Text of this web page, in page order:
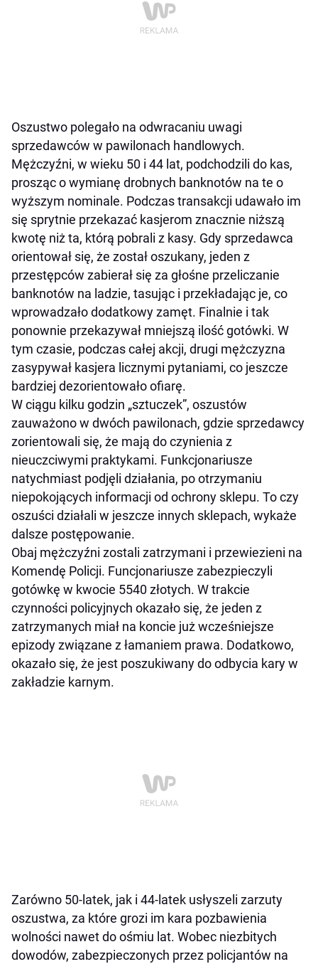
Oszustwo polegało na odwracaniu uwagi
sprzedawców w pawilonach handlowych.
Mężczyźni, w wieku 50 i 44 lat, podchodzili do kas,
prosząc o wymianę drobnych banknotów na te o
wyższym nominale. Podczas transakcji udawało im
się sprytnie przekazać kasjerom znacznie niższą
kwotę niż ta, którą pobrali z kasy. Gdy sprzedawca
orientował się, że został oszukany, jeden z
przestępców zabierał się za głośne przeliczanie
banknotów na ladzie, tasując i przekładając je, co
wprowadzało dodatkowy zamęt. Finalnie i tak
ponownie przekazywał mniejszą ilość gotówki. W
tym czasie, podczas całej akcji, drugi mężczyzna
zasypywał kasjera licznymi pytaniami, co jeszcze
bardziej dezorientowało ofiarę.
W ciągu kilku godzin „sztuczek”, oszustów
zauważono w dwóch pawilonach, gdzie sprzedawcy
zorientowali się, że mają do czynienia z
nieuczciwymi praktykami. Funkcjonariusze
natychmiast podjęli działania, po otrzymaniu
niepokojących informacji od ochrony sklepu. To czy
oszuści działali w jeszcze innych sklepach, wykaże
dalsze postępowanie.
Obaj mężczyźni zostali zatrzymani i przewiezieni na
Komendę Policji. Funcjonariusze zabezpieczyli
gotówkę w kwocie 5540 złotych. W trakcie
czynności policyjnych okazało się, że jeden z
zatrzymanych miał na koncie już wcześniejsze
epizody związane z łamaniem prawa. Dodatkowo,
okazało się, że jest poszukiwany do odbycia kary w
zakładzie karnym.
Zarówno 50-latek, jak i 44-latek usłyszeli zarzuty
oszustwa, za które grozi im kara pozbawienia
wolności nawet do ośmiu lat. Wobec niezbitych
dowodów, zabezpieczonych przez policjantów na